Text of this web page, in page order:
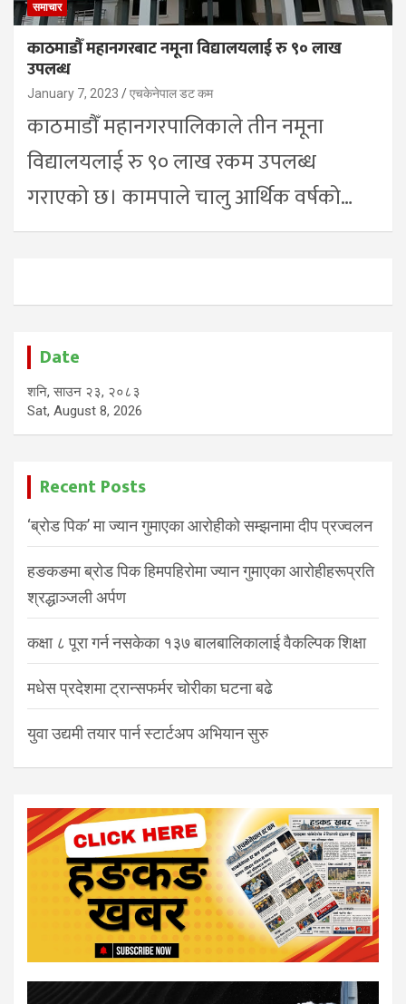
समाचार
काठमाडौँ महानगरबाट नमूना विद्यालयलाई रु ९० लाख
उपलब्ध
January 7, 2023 एचकेनेपाल डट कम
काठमाडौँ महानगरपालिकाले तीन नमूना
विद्यालयलाई रु ९० लाख रकम उपलब्ध
गराएको छ। कामपाले चालु आर्थिक वर्षको…
Date
शनि, साउन २३, २०८३
Sat, August 8, 2026
Recent Posts
‘ब्रोड पिक’ मा ज्यान गुमाएका आरोहीको सम्झनामा दीप प्रज्वलन
हङकङमा ब्रोड पिक हिमपहिरोमा ज्यान गुमाएका आरोहीहरूप्रति
श्रद्धाञ्जली अर्पण
कक्षा ८ पूरा गर्न नसकेका १३७ बालबालिकालाई वैकल्पिक शिक्षा
मधेस प्रदेशमा ट्रान्सफर्मर चोरीका घटना बढे
युवा उद्यमी तयार पार्न स्टार्टअप अभियान सुरु